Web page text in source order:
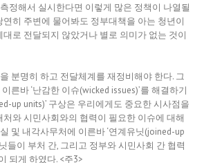
정해서 실시한다면 이렇게 많은 정책이 나열될
연히 주변에 물어봐도 정부대책을 아는 청년이
대로 전달되지 않았거나 별로 의미가 없는 것이
분명히 하고 전달체계를 재정비해야 한다. 그
른바 ‘난감한 이슈(wicked issues)’를 해결하기
up units)’ 구상은 우리에게도 중요한 시사점을
처와 시민사회와의 협력이 필요한 이슈에 대해
및 내각사무처에 이른바 ‘연계유닛(joined-up
들이 부처 간, 그리고 정부와 시민사회 간 협력
되게 하였다. <주3>